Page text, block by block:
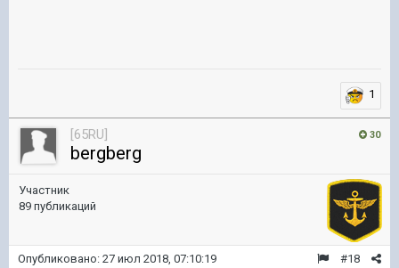
1
30
[65RU]
bergberg
Участник
89 публикаций
#18
Опубликовано: 27 июл 2018, 07:10:19